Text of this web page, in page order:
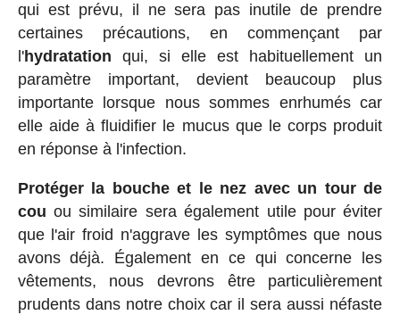
qui est prévu, il ne sera pas inutile de prendre
certaines précautions, en commençant par
l'hydratation qui, si elle est habituellement un
paramètre important, devient beaucoup plus
importante lorsque nous sommes enrhumés car
elle aide à fluidifier le mucus que le corps produit
en réponse à l'infection.
Protéger la bouche et le nez avec un tour de
cou ou similaire sera également utile pour éviter
que l'air froid n'aggrave les symptômes que nous
avons déjà. Également en ce qui concerne les
vêtements, nous devrons être particulièrement
prudents dans notre choix car il sera aussi néfaste